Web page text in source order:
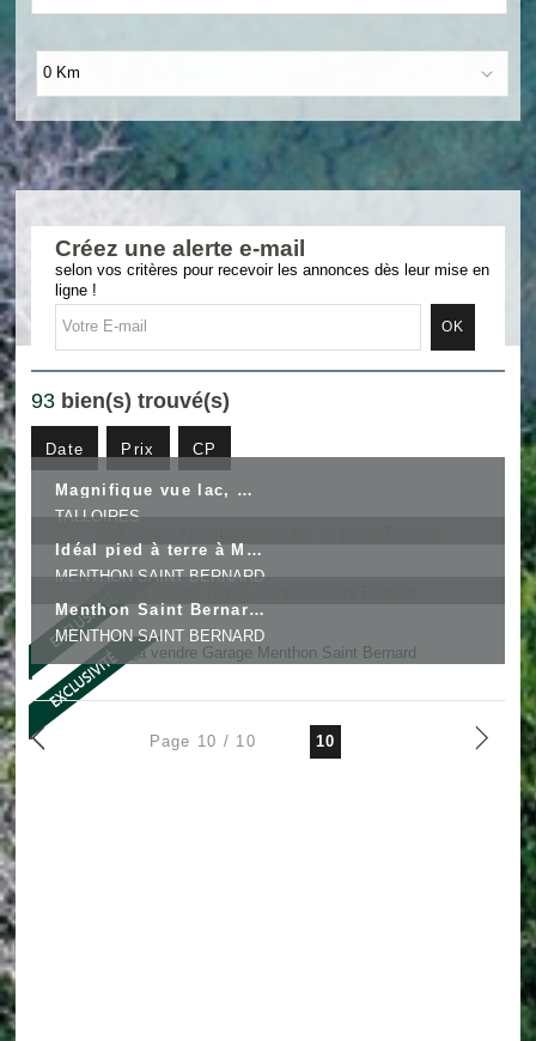
0 Km
Créez une alerte e-mail
selon vos critères pour recevoir les annonces dès leur mise en
ligne !
93 bien(s) trouvé(s)
Date Prix CP
Magnifique vue lac, montagne et Chateau de Duingt
TALLOIRES
Idéal pied à terre à Menthon Saint Bernard
MENTHON SAINT BERNARD
Menthon Saint Bernard - Garage de 20 m²
MENTHON SAINT BERNARD
Page 10 / 10 10